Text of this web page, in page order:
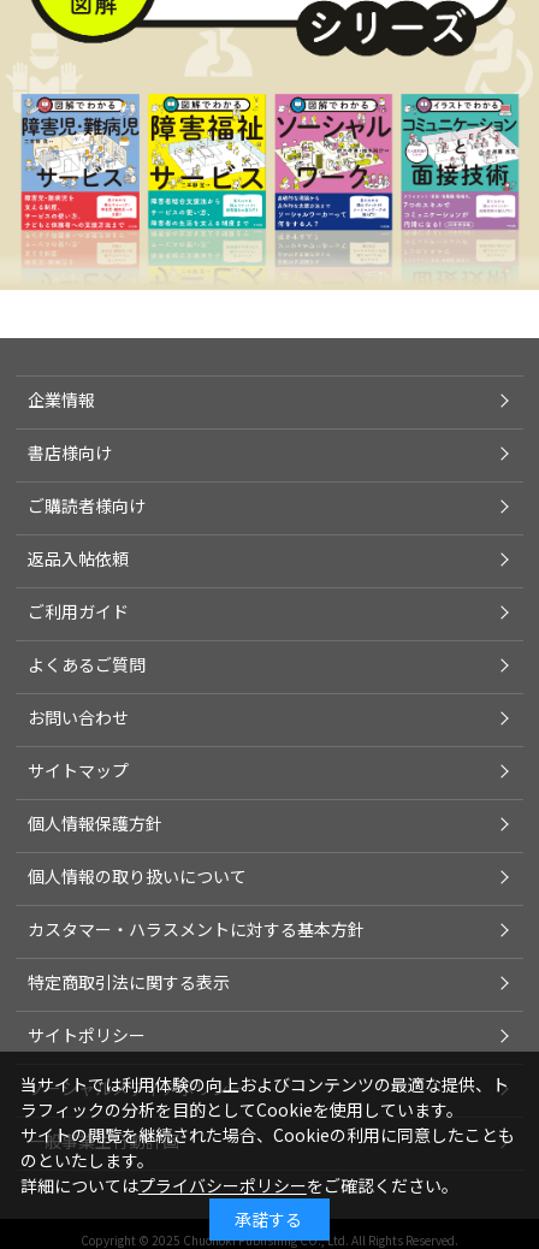
企業情報
書店様向け
ご購読者様向け
返品入帖依頼
ご利用ガイド
よくあるご質問
お問い合わせ
サイトマップ
個人情報保護方針
個人情報の取り扱いについて
カスタマー・ハラスメントに対する基本方針
特定商取引法に関する表示
サイトポリシー
ソーシャルメディアポリシー
一般事業主行動計画
Copyright © 2025 Chuohoki Publishing CO., Ltd. All Rights Reserved.
当サイトでは利用体験の向上およびコンテンツの最適な提供、ト
ラフィックの分析を目的としてCookieを使用しています。
サイトの閲覧を継続された場合、Cookieの利用に同意したことも
のといたします。
詳細についてはプライバシーポリシーをご確認ください。
承諾する